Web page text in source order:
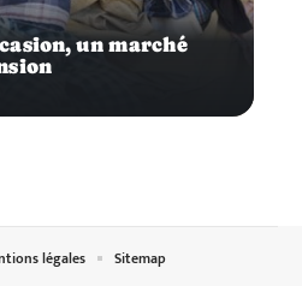
un marché
légales Sitemap